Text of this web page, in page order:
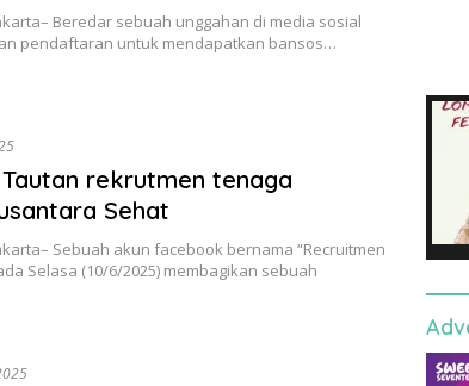
Beredar sebuah unggahan di media sosial
pendaftaran untuk mendapatkan bansos…
rekrutmen tenaga
Sehat
Sebuah akun facebook bernama “Recruitmen
Selasa (10/6/2025) membagikan sebuah